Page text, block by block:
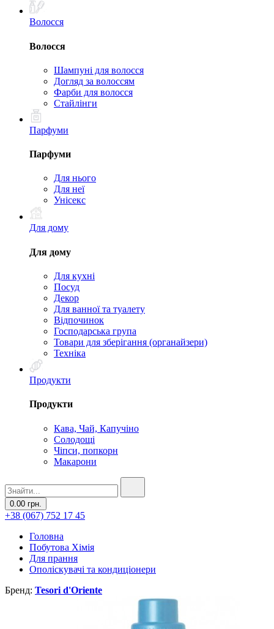
Волосся
Волосся
Шампуні для волосся
Догляд за волоссям
Фарби для волосся
Стайлінги
Парфуми
Парфуми
Для нього
Для неї
Унісекс
Для дому
Для дому
Для кухні
Посуд
Декор
Для ванної та туалету
Відпочинок
Господарська група
Товари для зберігання (органайзери)
Техніка
Продукти
Продукти
Кава, Чай, Капучіно
Солодощі
Чіпси, попкорн
Макарони
0.00 грн.
+38 (067) 752 17 45
Головна
Побутова Хімія
Для прання
Ополіскувачі та кондиціонери
Бренд: Tesori d'Oriente